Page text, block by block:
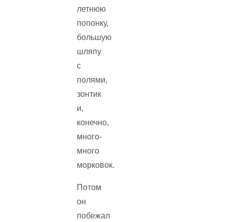
летнюю
попонку,
большую
шляпу
с
полями,
зонтик
и,
конечно,
много-
много
морковок.
Потом
он
побежал